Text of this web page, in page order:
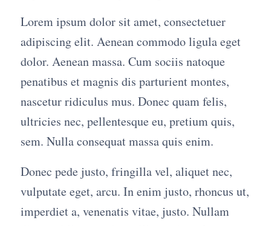
Lorem ipsum dolor sit amet, consectetuer
adipiscing elit. Aenean commodo ligula eget
dolor. Aenean massa. Cum sociis natoque
penatibus et magnis dis parturient montes,
nascetur ridiculus mus. Donec quam felis,
ultricies nec, pellentesque eu, pretium quis,
sem. Nulla consequat massa quis enim.
Donec pede justo, fringilla vel, aliquet nec,
vulputate eget, arcu. In enim justo, rhoncus ut,
imperdiet a, venenatis vitae, justo. Nullam